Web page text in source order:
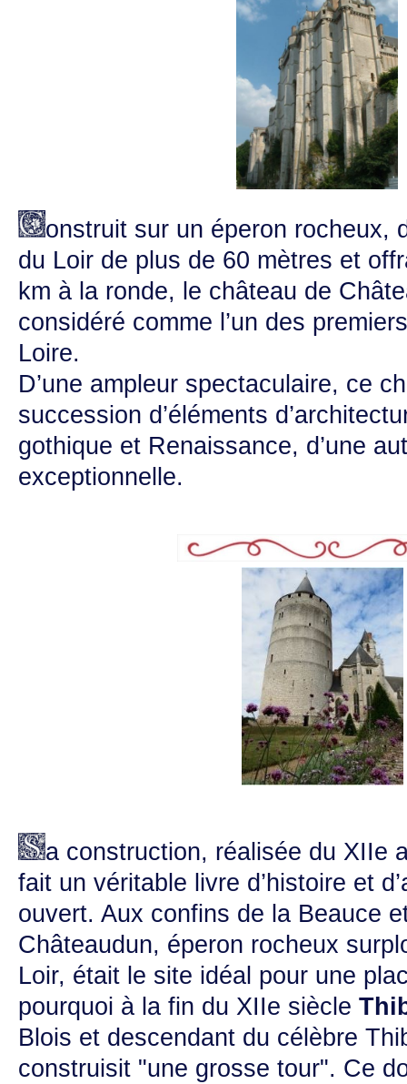
onstruit sur un éperon rocheux,
du Loir de plus de 60 mètres et
km à la ronde, le château de
considéré comme l’un des
Loire.
D’une ampleur spectaculaire, ce
succession d’éléments
gothique et Renaissance, d’une
exceptionnelle.
a construction, réalisée du XIIe
fait un véritable livre d’histoire et
ouvert. Aux confins de la Beauce
Châteaudun, éperon rocheux
Loir, était le site idéal pour une
pourquoi à la fin du XIIe siècle
Blois et descendant du célèbre
construisit "une grosse tour". Ce